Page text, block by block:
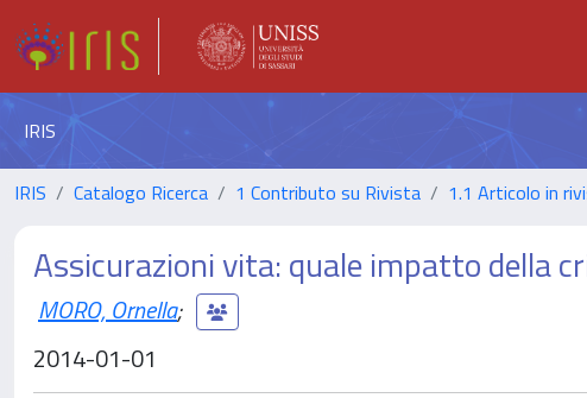
IRIS
IRIS Catalogo Ricerca 1 Contributo su Rivista 1.1 Articolo in
Assicurazioni vita: quale impatto della
MORO, Ornella;
2014-01-01